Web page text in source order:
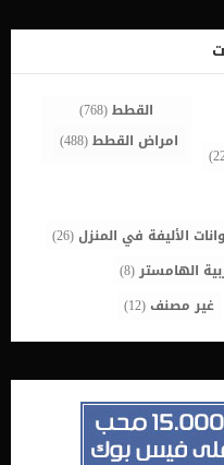
النشاط قلة الرغبة في
كلبك يعتبر التغير فى صوت
عند الكلب. اقرا ايضا: جراحة
القطط(768)
امراض القطط(488)
الأليفة في المنزل(26)
الهامستر(8)
غير مصنف(12)